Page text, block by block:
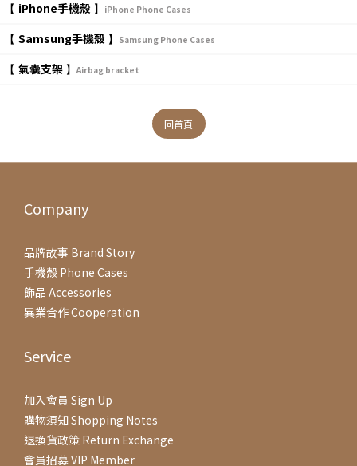
【 iPhone手機殼 】 iPhone Phone Cases
【 Samsung手機殼 】 Samsung Phone Cases
【 氣囊支架 】Airbag bracket
回首頁
Company
品牌故事 Brand Story
手機殼 Phone Cases
飾品 Accessories
異業合作 Cooperation
Service
加入會員 Sign Up
購物須知 Shopping Notes
退換貨政策 Return Exchange
會員招募 VIP Member